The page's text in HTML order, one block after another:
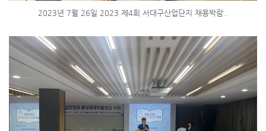
2023년 7월 26일 2023 제4회 서대구산업단지 채용박람..